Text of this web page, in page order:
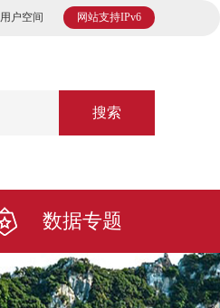
网站支持IPv6
用户空间
搜索
数据专题